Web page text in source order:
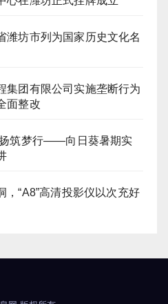
潍坊市列为国家历史文化名
集团有限公司实施垄断行为
面整改
筑梦行——向日葵暑期实
，“A8”高清投影仪以次充好